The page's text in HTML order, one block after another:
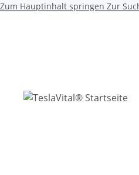
Zum Hauptinhalt springen Zur